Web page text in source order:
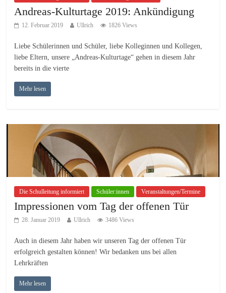
Andreas-Kulturtage 2019: Ankündigung
12. Februar 2019 Ullrich 1826 Views
Liebe Schülerinnen und Schüler, liebe Kolleginnen und Kollegen,
liebe Eltern, unsere „Andreas-Kulturtage“ gehen in diesem Jahr
bereits in die vierte
Mehr lesen
Die Schulleitung informiert Schüler:innen Veranstaltungen/Termine
Impressionen vom Tag der offenen Tür
28. Januar 2019 Ullrich 3486 Views
Auch in diesem Jahr haben wir unseren Tag der offenen Tür
erfolgreich gestalten können! Wir bedanken uns bei allen
Lehrkräften
Mehr lesen